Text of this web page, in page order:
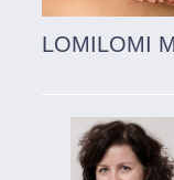
LOMILOMI